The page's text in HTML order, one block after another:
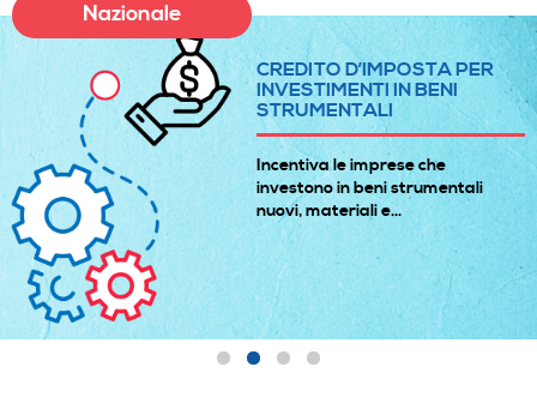
Nazionale
CREDITO D’IMPOSTA PER
INVESTIMENTI IN BENI
STRUMENTALI
Incentiva le imprese che
investono in beni strumentali
nuovi, materiali e...